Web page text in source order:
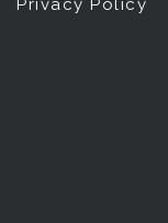
Privacy Policy